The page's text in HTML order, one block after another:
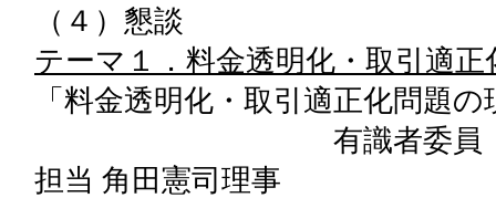
（４）懇談
テーマ１．料金透明化・取引適
「料金透明化・取引適正化問題
有識者委員：一般社
担当 角田憲司理事